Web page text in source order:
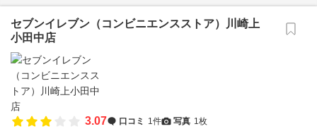
セブンイレブン（コンビニエンスストア）川崎上
小田中店
3.07 口コミ 1件 写真 1枚